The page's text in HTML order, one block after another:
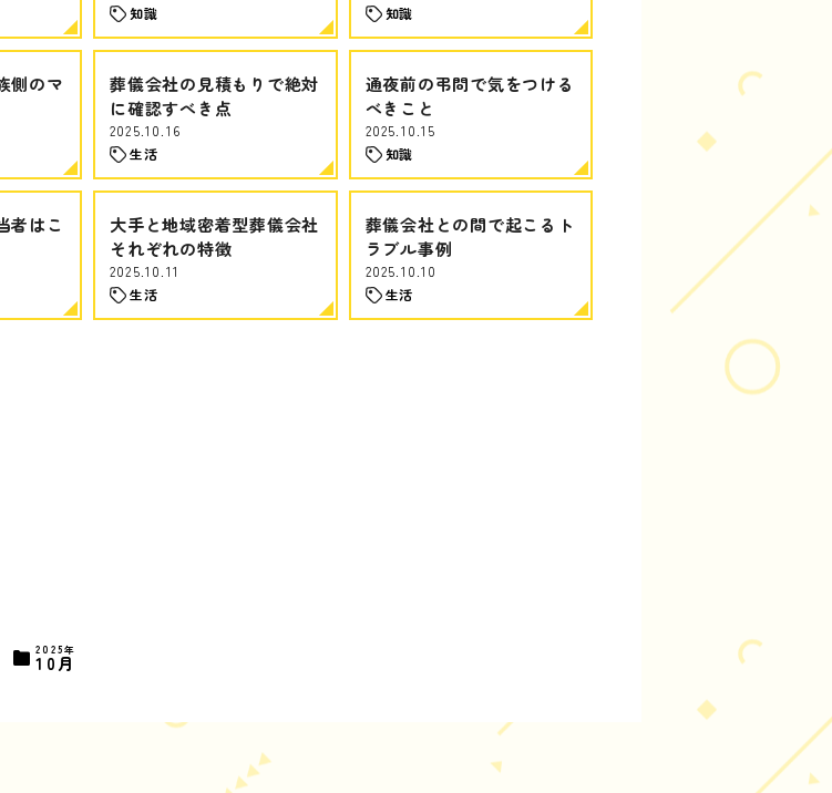
知識
知識
側のマ
葬儀会社の見積もりで絶対
に確認すべき点
2025.10.16
生活
通夜前の弔問で気をつける
べきこと
2025.10.15
知識
者はこ
大手と地域密着型葬儀会社
それぞれの特徴
2025.10.11
生活
葬儀会社との間で起こるト
ラブル事例
2025.10.10
生活
2025年
10月